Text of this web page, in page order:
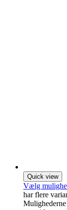
Quick view
Vælg
har flere